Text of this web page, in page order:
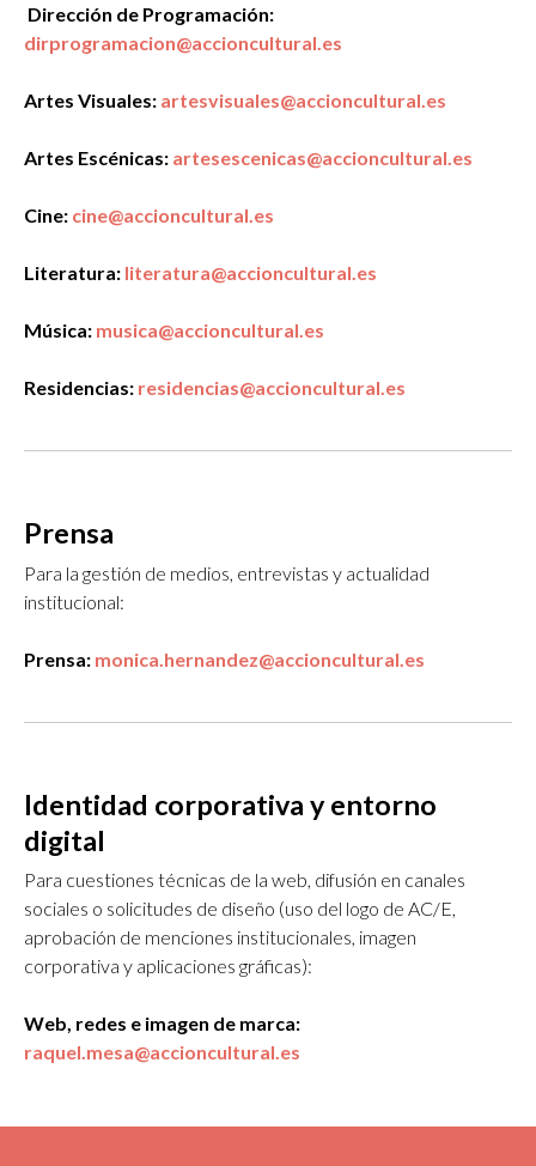
Dirección de Programación:
dirprogramacion@accioncultural.es
Artes Visuales: artesvisuales@accioncultural.es
Artes Escénicas: artesescenicas@accioncultural.es
Cine: cine@accioncultural.es
Literatura: literatura@accioncultural.es
Música: musica@accioncultural.es
Residencias: residencias@accioncultural.es
Prensa
Para la gestión de medios, entrevistas y actualidad
institucional:
Prensa: monica.hernandez@accioncultural.es
Identidad corporativa y entorno
digital
Para cuestiones técnicas de la web, difusión en canales
sociales o solicitudes de diseño (uso del logo de AC/E,
aprobación de menciones institucionales, imagen
corporativa y aplicaciones gráficas):
Web, redes e imagen de marca:
raquel.mesa@accioncultural.es